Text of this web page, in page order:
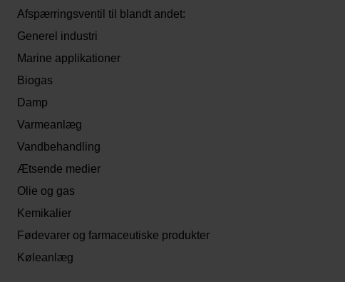
Afspærringsventil til blandt andet:
Generel industri
Marine applikationer
Biogas
Damp
Varmeanlæg
Vandbehandling
Ætsende medier
Olie og gas
Kemikalier
Fødevarer og farmaceutiske produkter
Køleanlæg